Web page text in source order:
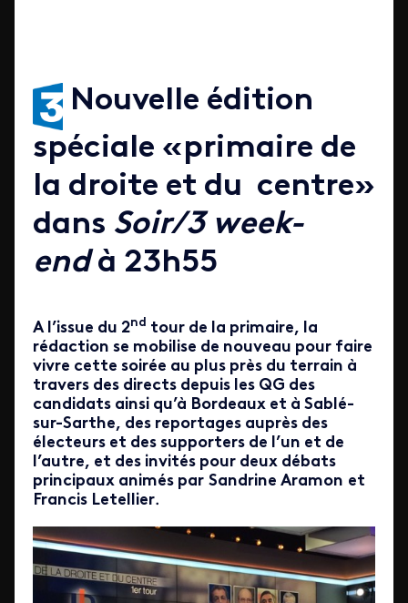
Nouvelle édition
spéciale «primaire de
la droite et du centre»
dans Soir/3 week-
endà 23h55
A l’issue du 2nd
tour de la primaire, la
rédaction se mobilise de nouveau pour faire
vivre cette soirée au plus près du terrain à
travers des directs depuis les QG des
candidats ainsi qu’à Bordeaux et à Sablé-
sur-Sarthe, des reportages auprès des
électeurs et des supporters de l’un et de
l’autre, et des invités pour deux débats
principaux animés par Sandrine Aramon et
Francis Letellier.